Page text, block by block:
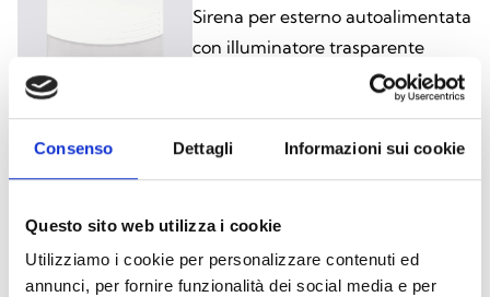
Consenso Dettagli Informazioni sui cookie
Questo sito web utilizza i cookie
Utilizziamo i cookie per personalizzare contenuti ed
annunci, per fornire funzionalità dei social media e per
Sirena per esterno autoalimentata
con illuminatore trasparente
Sirena per esterno autoalimentata
con illuminatore blu